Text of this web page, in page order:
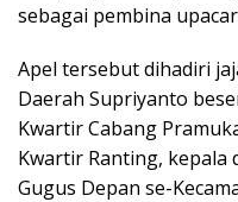
sebagai pembina
Apel tersebut dihadiri
Daerah Supriyanto
Kwartir Cabang
Kwartir Ranting, kepala
Gugus Depan se-